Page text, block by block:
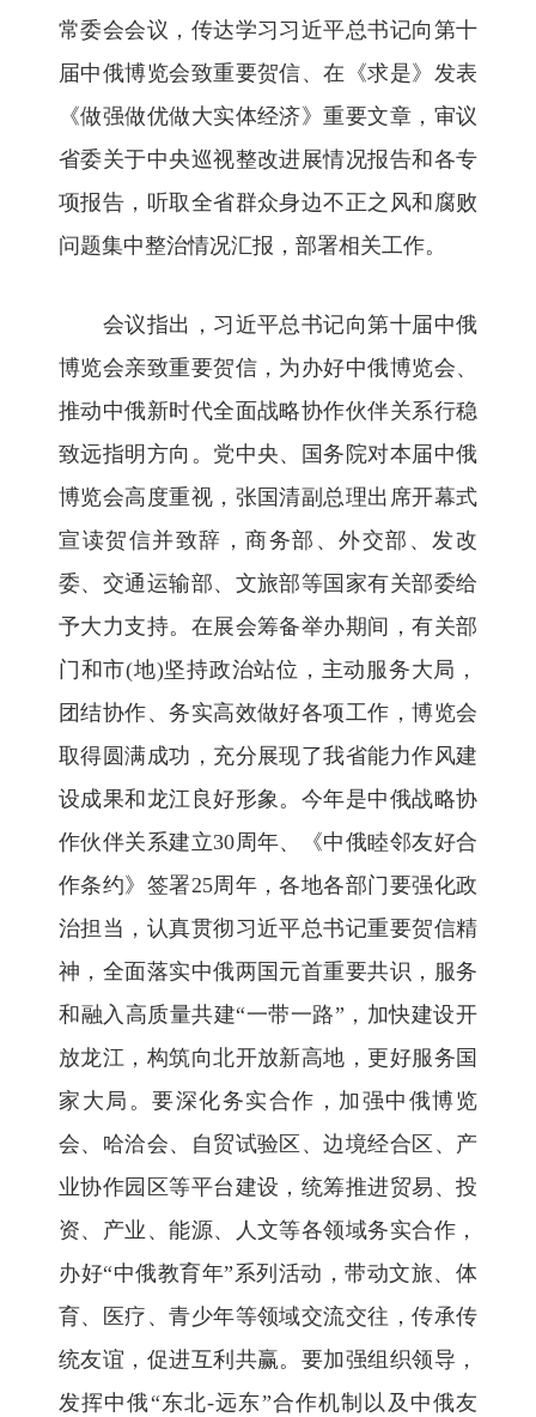
常委会会议，传达学习习近平总书记向第十
届中俄博览会致重要贺信、在《求是》发表
《做强做优做大实体经济》重要文章，审议
省委关于中央巡视整改进展情况报告和各专
项报告，听取全省群众身边不正之风和腐败
问题集中整治情况汇报，部署相关工作。
会议指出，习近平总书记向第十届中俄
博览会亲致重要贺信，为办好中俄博览会、
推动中俄新时代全面战略协作伙伴关系行稳
致远指明方向。党中央、国务院对本届中俄
博览会高度重视，张国清副总理出席开幕式
宣读贺信并致辞，商务部、外交部、发改
委、交通运输部、文旅部等国家有关部委给
予大力支持。在展会筹备举办期间，有关部
门和市(地)坚持政治站位，主动服务大局，
团结协作、务实高效做好各项工作，博览会
取得圆满成功，充分展现了我省能力作风建
设成果和龙江良好形象。今年是中俄战略协
作伙伴关系建立30周年、《中俄睦邻友好合
作条约》签署25周年，各地各部门要强化政
治担当，认真贯彻习近平总书记重要贺信精
神，全面落实中俄两国元首重要共识，服务
和融入高质量共建“一带一路”，加快建设开
放龙江，构筑向北开放新高地，更好服务国
家大局。要深化务实合作，加强中俄博览
会、哈洽会、自贸试验区、边境经合区、产
业协作园区等平台建设，统筹推进贸易、投
资、产业、能源、人文等各领域务实合作，
办好“中俄教育年”系列活动，带动文旅、体
育、医疗、青少年等领域交流交往，传承传
统友谊，促进互利共赢。要加强组织领导，
发挥中俄“东北-远东”合作机制以及中俄友